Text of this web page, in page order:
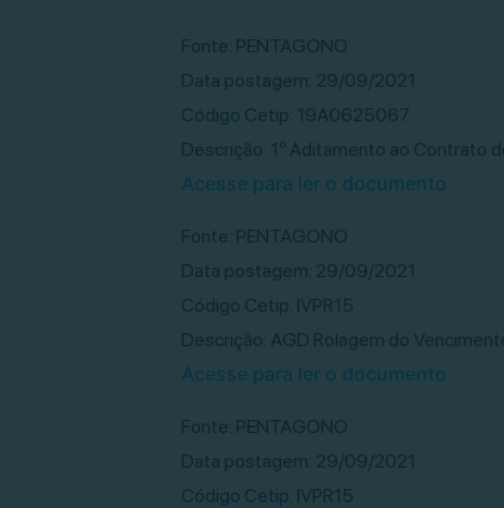
Fonte: PENTAGONO
Data postagem: 29/09/2021
Código Cetip: 19A0625067
Descrição: 1º Aditamento ao Contrato
Acesse para ler o documento
Fonte: PENTAGONO
Data postagem: 29/09/2021
Código Cetip: IVPR15
Descrição: AGD Rolagem do
Acesse para ler o documento
Fonte: PENTAGONO
Data postagem: 29/09/2021
Código Cetip: IVPR15